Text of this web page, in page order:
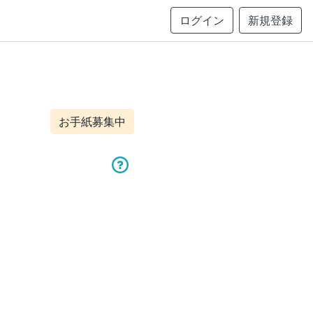
ログイン 新規登録
お手紙募集中